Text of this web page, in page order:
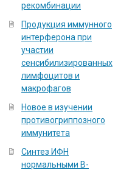
рекомбинации
Продукция иммунного
интерферона при
участии
сенсибилизированных
лимфоцитов и
макрофагов
Новое в изучении
противогриппозного
иммунитета
Синтез ИФН
нормальными В-